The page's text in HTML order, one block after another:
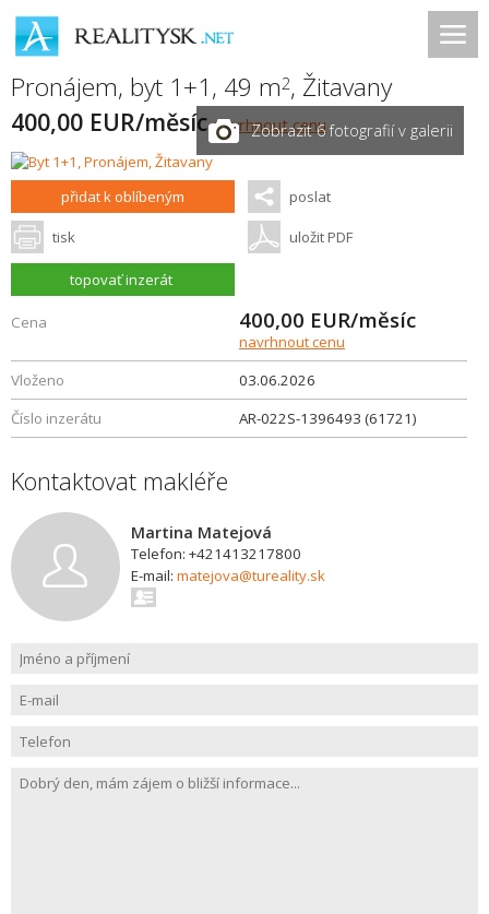
Pronájem, byt 1+1, 49 m2, Žitavany
400,00 EUR/měsícnavrhnout cenu
Zobrazit 6 fotografií v galerii
přidat k oblíbeným poslat
tisk uložit PDF
topovať inzerát
Cena 400,00 EUR/měsíc
navrhnout cenu
Vloženo
03.06.2026
Číslo inzerátu
AR-022S-1396493 (61721)
Kontaktovat makléře
Martina Matejová
Telefon: +421413217800
E-mail: matejova@tureality.sk